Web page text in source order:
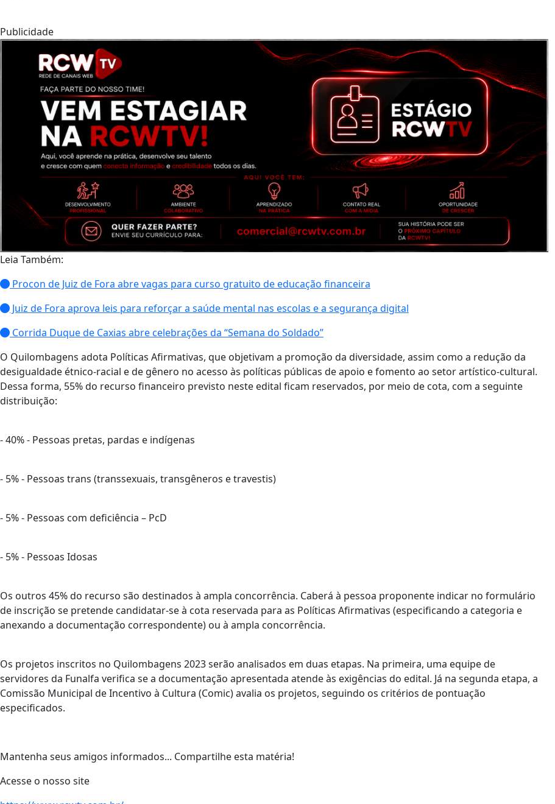
Publicidade
Leia Também:
Procon de Juiz de Fora abre vagas para curso gratuito de educação financeira
Juiz de Fora aprova leis para reforçar a saúde mental nas escolas e a segurança digital
Corrida Duque de Caxias abre celebrações da “Semana do Soldado”
O Quilombagens adota Políticas Afirmativas, que objetivam a promoção da diversidade, assim como a redução da
desigualdade étnico-racial e de gênero no acesso às políticas públicas de apoio e fomento ao setor artístico-cultural.
Dessa forma, 55% do recurso financeiro previsto neste edital ficam reservados, por meio de cota, com a seguinte
distribuição:
- 40% - Pessoas pretas, pardas e indígenas
- 5% - Pessoas trans (transsexuais, transgêneros e travestis)
- 5% - Pessoas com deficiência – PcD
- 5% - Pessoas Idosas
Os outros 45% do recurso são destinados à ampla concorrência. Caberá à pessoa proponente indicar no formulário
de inscrição se pretende candidatar-se à cota reservada para as Políticas Afirmativas (especificando a categoria e
anexando a documentação correspondente) ou à ampla concorrência.
Os projetos inscritos no Quilombagens 2023 serão analisados em duas etapas. Na primeira, uma equipe de
servidores da Funalfa verifica se a documentação apresentada atende às exigências do edital. Já na segunda etapa, a
Comissão Municipal de Incentivo à Cultura (Comic) avalia os projetos, seguindo os critérios de pontuação
especificados.
Mantenha seus amigos informados... Compartilhe esta matéria!
Acesse o nosso site